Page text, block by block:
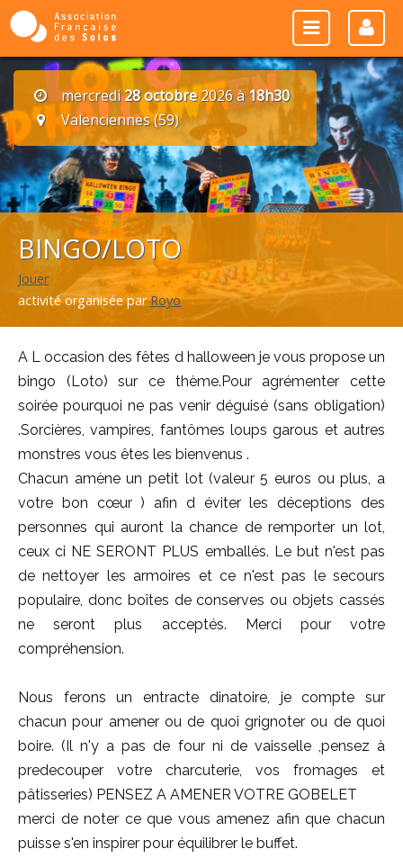
mercredi28 octobre2026 à18h30
Valenciennes (59)
BINGO/LOTO
Jouer
activité organisée parRoyo
A L occasion des fêtes d halloween je vous propose un
bingo (Loto) sur ce thème.Pour agrémenter cette
soirée pourquoi ne pas venir déguisé (sans obligation)
.Sorcières, vampires, fantômes loups garous et autres
monstres vous êtes les bienvenus .
Chacun amène un petit lot (valeur 5 euros ou plus, a
votre bon cœur ) afin d éviter les déceptions des
personnes qui auront la chance de remporter un lot,
ceux ci NE SERONT PLUS emballés. Le but n'est pas
de nettoyer les armoires et ce n'est pas le secours
populaire, donc boîtes de conserves ou objets cassés
ne seront plus acceptés. Merci pour votre
compréhension.
Nous ferons un entracte dinatoire, je compte sur
chacun pour amener ou de quoi grignoter ou de quoi
boire. (Il n'y a pas de four ni de vaisselle ,pensez à
predecouper votre charcuterie, vos fromages et
pâtisseries) PENSEZ A AMENER VOTRE GOBELET
merci de noter ce que vous amenez afin que chacun
puisse s'en inspirer pour équilibrer le buffet.